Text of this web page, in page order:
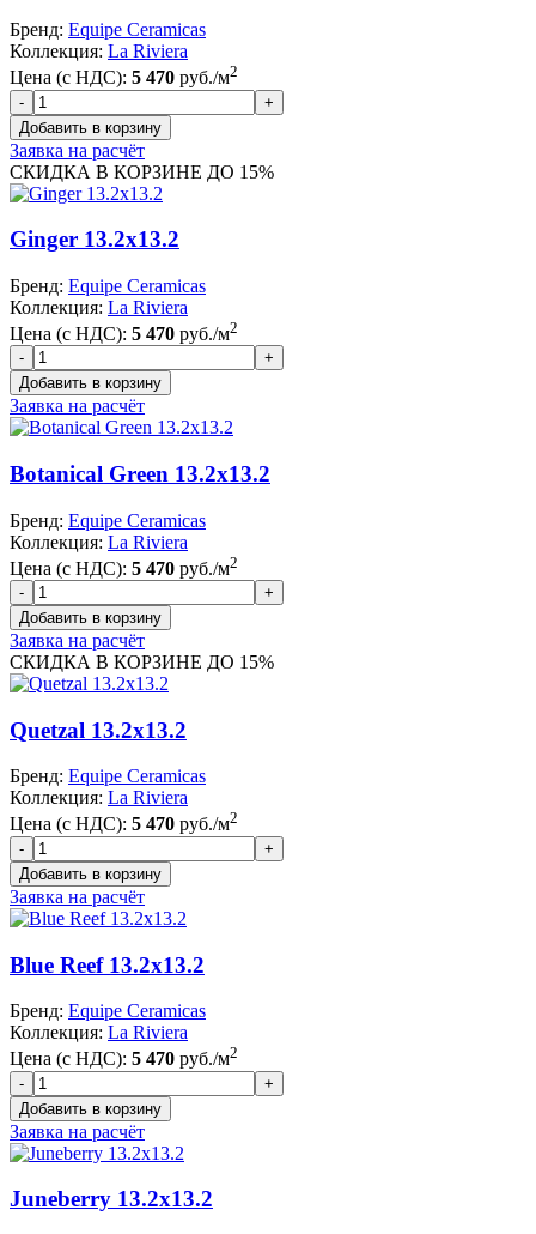
Бренд: Equipe Ceramicas
Коллекция: La Riviera
Цена (с НДС): 5 470 руб./м2
Заявка на расчёт
СКИДКА В КОРЗИНЕ ДО 15%
Ginger 13.2x13.2
Бренд: Equipe Ceramicas
Коллекция: La Riviera
Цена (с НДС): 5 470 руб./м2
Заявка на расчёт
Botanical Green 13.2x13.2
Бренд: Equipe Ceramicas
Коллекция: La Riviera
Цена (с НДС): 5 470 руб./м2
Заявка на расчёт
СКИДКА В КОРЗИНЕ ДО 15%
Quetzal 13.2x13.2
Бренд: Equipe Ceramicas
Коллекция: La Riviera
Цена (с НДС): 5 470 руб./м2
Заявка на расчёт
Blue Reef 13.2x13.2
Бренд: Equipe Ceramicas
Коллекция: La Riviera
Цена (с НДС): 5 470 руб./м2
Заявка на расчёт
Juneberry 13.2x13.2